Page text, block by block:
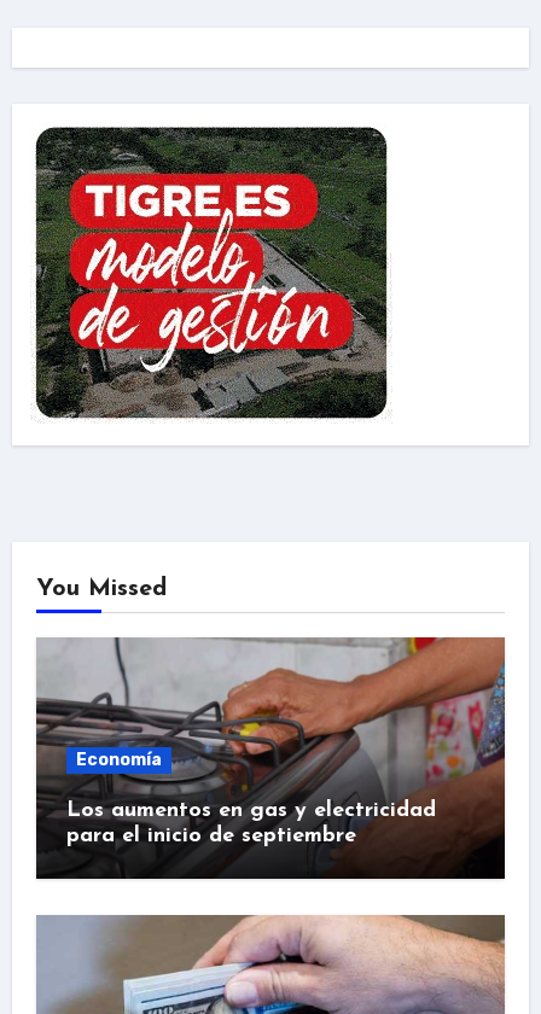
You Missed
Economía
Los aumentos en gas y electricidad
para el inicio de septiembre